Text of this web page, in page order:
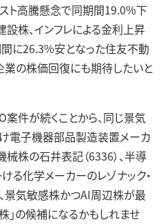
スト高騰懸念で同期間19.0%下
株、インフレによる金利上昇
に26.3%安となった住友不動
業の株価回復にも期待したいと
件が続くことから、同じ景気
電子機器部品製造装置メーカ
株の石井表記（6336）、半導
る化学メーカーのレゾナック・
、景気敏感株かつAI周辺株が最
」の候補になるかもしれませ